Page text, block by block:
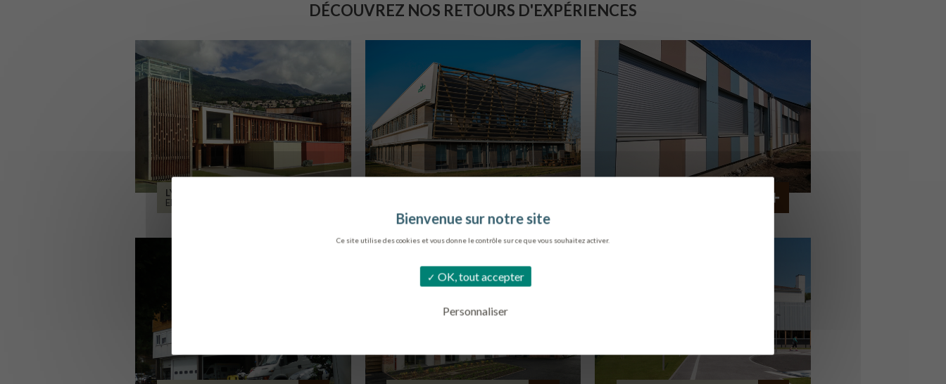
Ce site utilise des cookies et vous donne le contrôle sur ce que vous souhaitez activer.
OK, tout accepter
Personnaliser
DÉCOUVREZ NOS RETOURS D'EXPÉRIENCES
LYCÉE ALPES ET DURANCE
EMBRUN